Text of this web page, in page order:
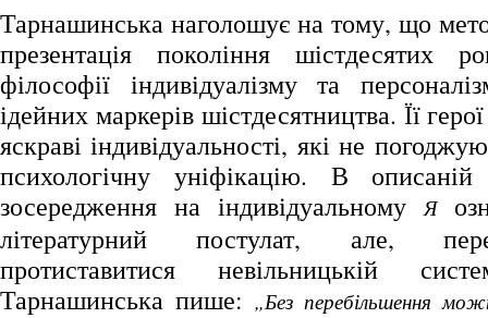
Тарнашинська наголошує на тому, що
презентація покоління шістдесятих
філософії індивідуалізму та
ідейних маркерів шістдесятництва. Її
яскраві індивідуальності, які не
психологічну уніфікацію. В
зосередження на індивідуальномуЯ
літературний постулат, але,
протиставитися невільницькій
Тарнашинська пише: „Без перебільшення